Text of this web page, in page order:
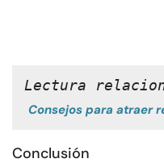
Lectura
Consejos para atraer
Conclusión